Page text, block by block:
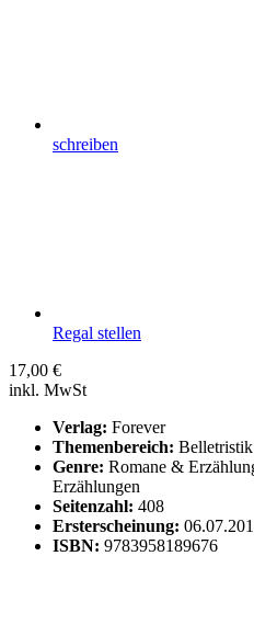
schreiben
Regal stellen
17,00 €
inkl. MwSt
Verlag: Forever
Themenbereich:
Genre: Romane &
Erzählungen
Seitenzahl: 408
Ersterscheinung:
ISBN: 9783958189676